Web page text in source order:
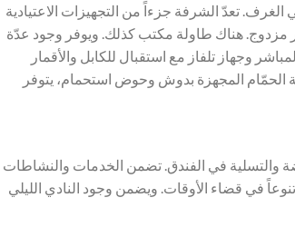
تعدّ الشرفة جزءاً من التجهيزات الاعتيادية
مزدوج. هناك طاولة مكتب كذلك. ويوفر وجود عدّة
وجهاز تلفاز مع استقبال للكابل والأقمار
المجهزة بدوش وحوض استحمام، يتوفر
والتسلية في الفندق. تضمن الخدمات والنشاطات
في قضاء الأوقات. ويضمن وجود النادي الليلي